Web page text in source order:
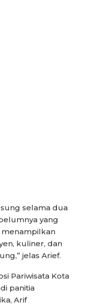
selama dua
yang
menampilkan
kuliner, dan
jelas Arief.
Pariwisata Kota
panitia
Arif